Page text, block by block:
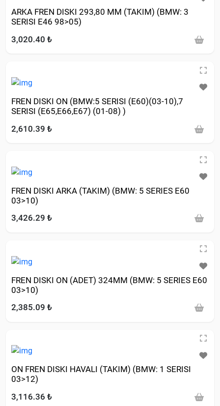
ARKA FREN DISKI 293,80 MM (TAKIM) (BMW: 3
SERISI E46 98>05)
3,020.40 ₺
FREN DISKI ON (BMW:5 SERISI (E60)(03-10),7
SERISI (E65,E66,E67) (01-08) )
2,610.39 ₺
FREN DISKI ARKA (TAKIM) (BMW: 5 SERIES E60
03>10)
3,426.29 ₺
FREN DISKI ON (ADET) 324MM (BMW: 5 SERIES E60
03>10)
2,385.09 ₺
ON FREN DISKI HAVALI (TAKIM) (BMW: 1 SERISI
03>12)
3,116.36 ₺